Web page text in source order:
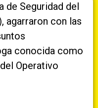
de Seguridad del
agarraron con las
conocida como
Operativo